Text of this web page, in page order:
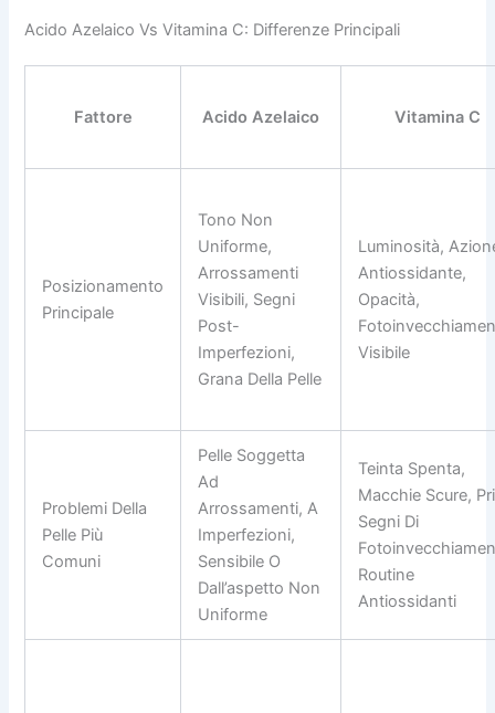
Acido Azelaico Vs Vitamina C: Differenze Principali
Fattore Acido Azelaico Vitamina C
Posizionamento
Principale
Tono Non
Uniforme,
Arrossamenti
Visibili, Segni
Post-
Imperfezioni,
Grana Della Pelle
Luminosità,
Antiossidante,
Opacità,
Visibile
Problemi Della
Pelle Più
Comuni
Pelle Soggetta
Ad
Arrossamenti, A
Imperfezioni,
Sensibile O
Dall’aspetto Non
Uniforme
Teinta Spenta,
Macchie Scure,
Segni Di
Routine
Antiossidanti